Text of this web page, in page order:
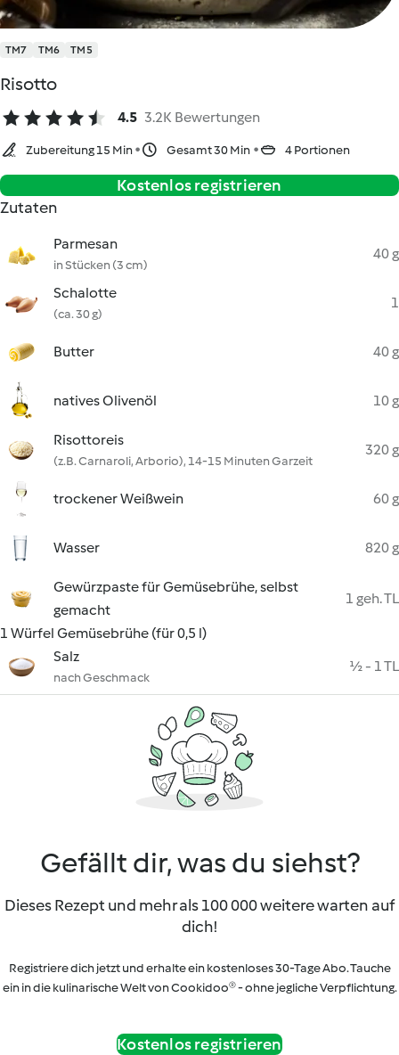
TM7 TM6 TM5
Risotto
4.5 3.2K Bewertungen
Zubereitung 15 Min Gesamt 30 Min 4 Portionen
Kostenlos registrieren
Zutaten
Parmesan
in Stücken (3 cm)
40 g
Schalotte
(ca. 30 g)
1
Butter 40 g
natives Olivenöl 10 g
Risottoreis
(z.B. Carnaroli, Arborio), 14-15 Minuten Garzeit
320 g
trockener Weißwein 60 g
Wasser 820 g
Gewürzpaste für Gemüsebrühe, selbst
gemacht
1 geh. TL
1 Würfel Gemüsebrühe (für 0,5 l)
Salz
nach Geschmack
½ - 1 TL
Gefällt dir, was du siehst?
Dieses Rezept und mehr als 100 000 weitere warten auf
dich!
Registriere dich jetzt und erhalte ein kostenloses 30-Tage Abo. Tauche
ein in die kulinarische Welt von Cookidoo® - ohne jegliche Verpflichtung.
Kostenlos registrieren